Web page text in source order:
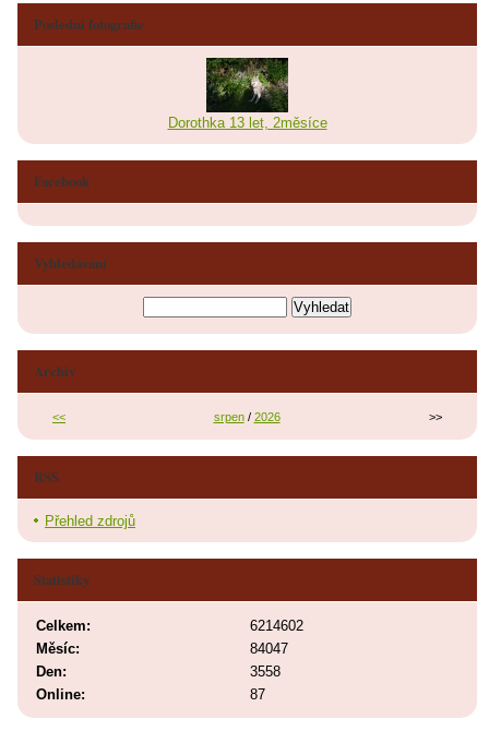
Poslední fotografie
Dorothka 13 let, 2měsíce
Facebook
Vyhledávání
Archiv
<< srpen/ 2026 >>
RSS
Přehled zdrojů
Statistiky
Online: 87
Celkem:
6214602
Měsíc:
84047
Den:
3558